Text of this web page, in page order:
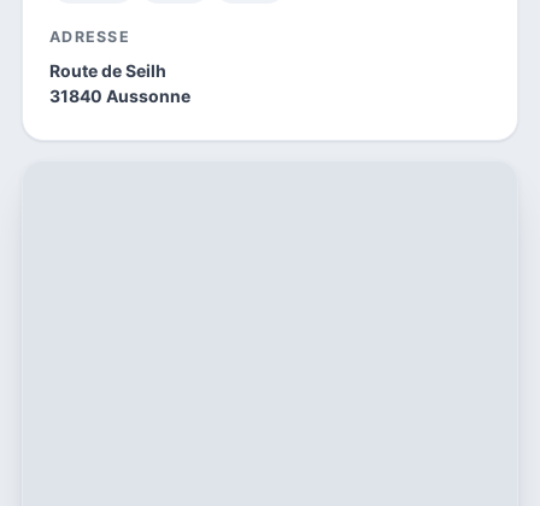
ADRESSE
Route de Seilh
31840 Aussonne